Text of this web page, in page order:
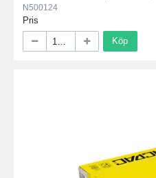
N500124
Pris
Köp